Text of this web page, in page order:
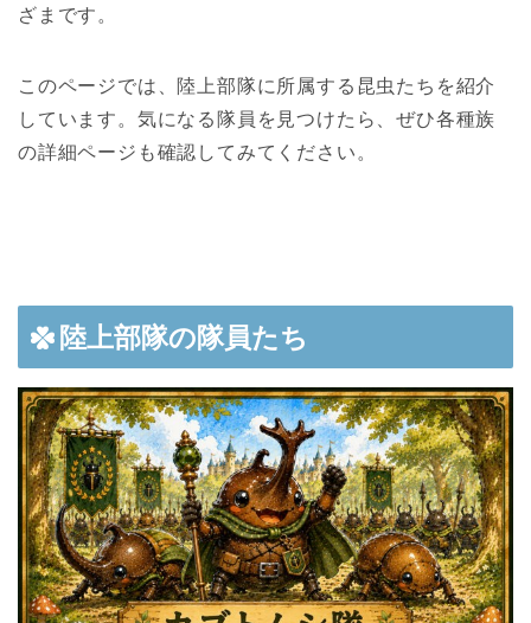
ざまです。
このページでは、陸上部隊に所属する昆虫たちを紹介
しています。気になる隊員を見つけたら、ぜひ各種族
の詳細ページも確認してみてください。
陸上部隊の隊員たち